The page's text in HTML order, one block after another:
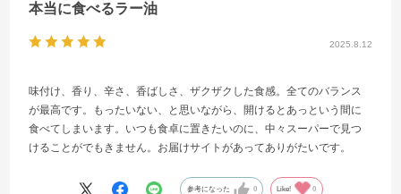
2025.8.12
本当に食べるラー油
味付け、香り、辛さ、香ばしさ、ザクザクした食感。全てのバランス
が最高です。もったいない、と思いながら、開けるとあっという間に
食べてしまいます。いつも食卓に置きたいのに、中々スーパーで見つ
けることがでもきません。お届けサイトがあってありがたいです。
参考になった 0 Like! 0